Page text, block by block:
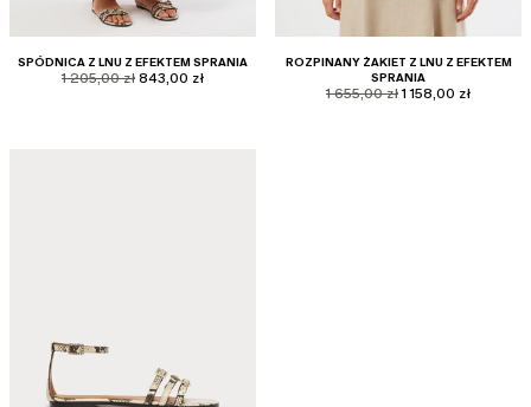
SPÓDNICA Z LNU Z EFEKTEM SPRANIA
product.price.original
1 205,00 zł product.price.sale
843,00 zł
ROZPINANY ŻAKIET Z LNU Z EFEKTEM
SPRANIA
product.price.original
1 655,00 złproduct.price.sale
1 158,00 zł